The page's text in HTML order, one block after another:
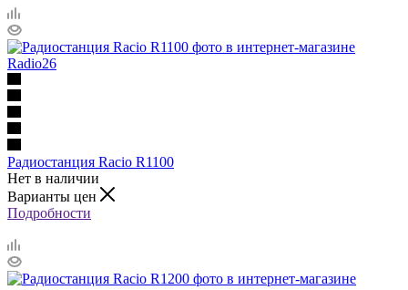
Радиостанция Racio R1100
Нет в наличии
Варианты цен
Подробности